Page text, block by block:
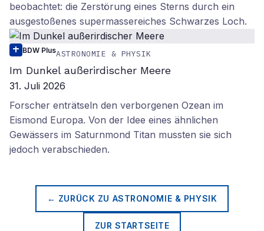
beobachtet: die Zerstörung eines Sterns durch ein
ausgestoßenes supermassereiches Schwarzes Loch.
BDW PlusASTRONOMIE & PHYSIK
Im Dunkel außerirdischer Meere
31. Juli 2026
Forscher enträtseln den verborgenen Ozean im
Eismond Europa. Von der Idee eines ähnlichen
Gewässers im Saturnmond Titan mussten sie sich
jedoch verabschieden.
← ZURÜCK ZU ASTRONOMIE & PHYSIK
ZUR STARTSEITE